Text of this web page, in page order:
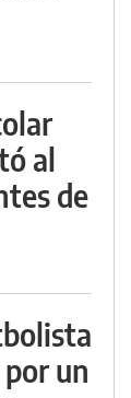
al
de
un